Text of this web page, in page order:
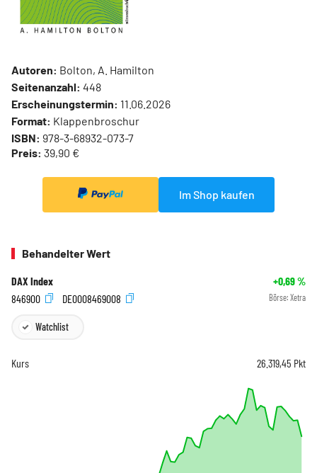
Autoren: Bolton, A. Hamilton
Seitenanzahl: 448
Erscheinungstermin: 11.06.2026
Format: Klappenbroschur
ISBN: 978-3-68932-073-7
Preis: 39,90 €
Im Shop kaufen
Behandelter Wert
DAX Index +0,69%
846900
DE0008469008 Börse: Xetra
Watchlist
Kurs 26.319,45 Pkt